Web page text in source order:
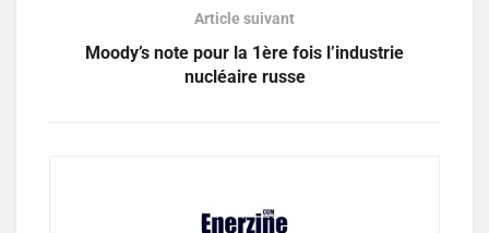
Article suivant
Moody’s note pour la 1ère fois l’industrie
nucléaire russe